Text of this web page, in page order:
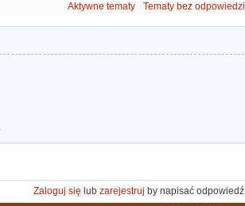
Aktywne tematy Tematy bez odpowiedzi
Zaloguj się lub zarejestruj by napisać odpowiedź